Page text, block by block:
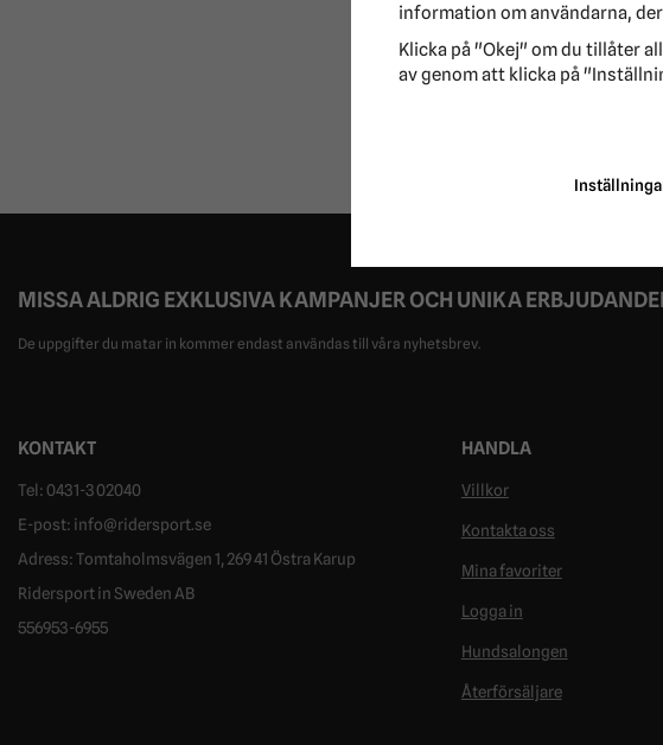
MISSA ALDRIG EXKLUSIVA KAMPANJER OCH UNIKA
De uppgifter du matar in kommer endast användas till våra nyhetsbrev.
KONTAKT
Tel: 0431-302040
E-post: info@ridersport.se
Adress: Tomtaholmsvägen 1, 269 41 Östra Karup
Ridersport in Sweden AB
556953-6955
HANDLA
Villkor
Kontakta oss
Mina favoriter
Logga in
Hundsalongen
Återförsäljare
information om användarna,
Klicka på "Okej" om du tillåter
av genom att klicka på